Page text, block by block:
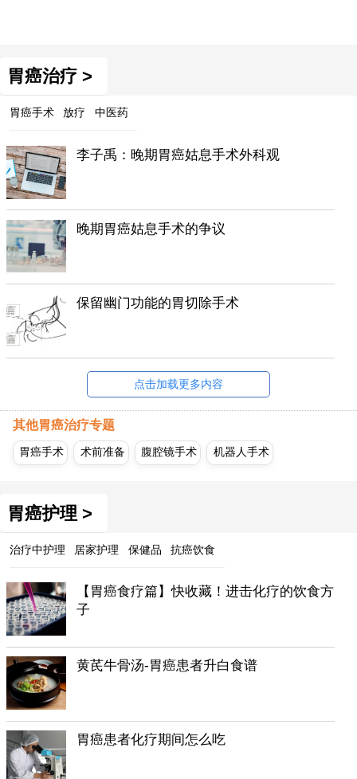
胃癌治疗 >
胃癌手术 放疗 中医药
李子禹：晚期胃癌姑息手术外科观
晚期胃癌姑息手术的争议
保留幽门功能的胃切除手术
点击加载更多内容
其他胃癌治疗专题
胃癌手术 术前准备 腹腔镜手术 机器人手术
胃癌护理 >
治疗中护理 居家护理 保健品 抗癌饮食
【胃癌食疗篇】快收藏！进击化疗的饮食方
子
黄芪牛骨汤-胃癌患者升白食谱
胃癌患者化疗期间怎么吃